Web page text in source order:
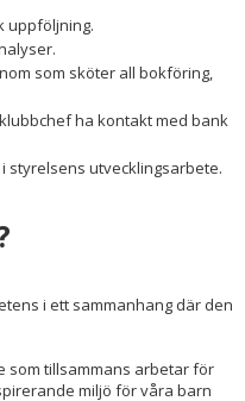
uppföljning.
som sköter all bokföring,
ha kontakt med bank
styrelsens utvecklingsarbete.
i ett sammanhang där den
som tillsammans arbetar för
miljö för våra barn